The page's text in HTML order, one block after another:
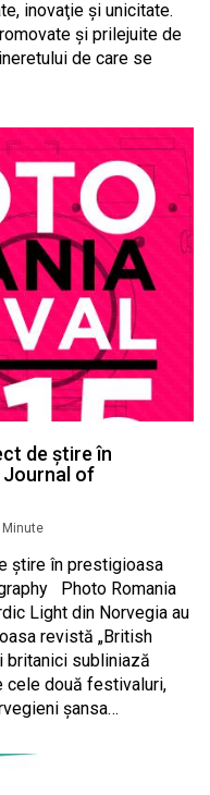
inovaţie şi unicitate.
şi prilejuite de
de care se
de știre în
Journal of
Minute
știre în prestigioasa
Photo Romania
Light din Norvegia au
revistă „British
britanici subliniază
cele două festivaluri,
șansa…